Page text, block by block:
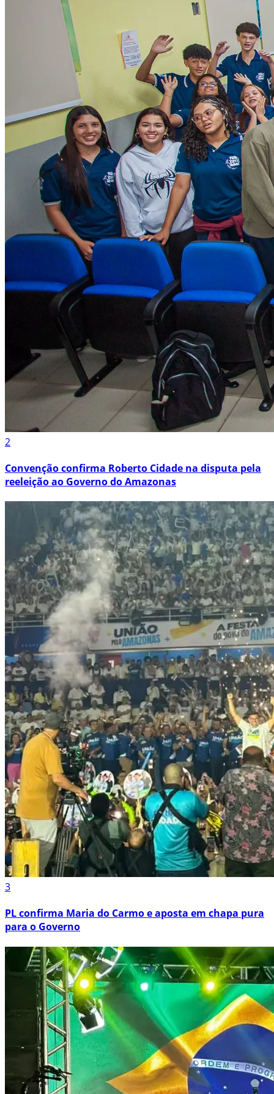
2
Convenção confirma Roberto Cidade na disputa pela
reeleição ao Governo do Amazonas
3
PL confirma Maria do Carmo e aposta em chapa pura
para o Governo